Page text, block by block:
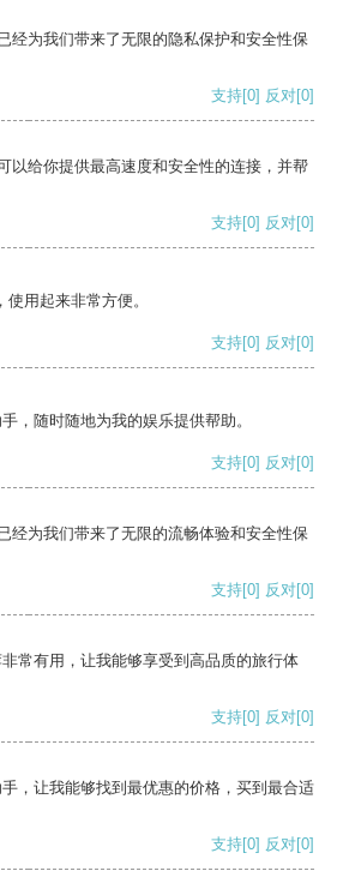
经为我们带来了无限的隐私保护和安全性保
支持[0] 反对[0]
以给你提供最高速度和安全性的连接，并帮
支持[0] 反对[0]
用起来非常方便。
支持[0] 反对[0]
，随时随地为我的娱乐提供帮助。
支持[0] 反对[0]
经为我们带来了无限的流畅体验和安全性保
支持[0] 反对[0]
常有用，让我能够享受到高品质的旅行体
支持[0] 反对[0]
，让我能够找到最优惠的价格，买到最合适
支持[0] 反对[0]